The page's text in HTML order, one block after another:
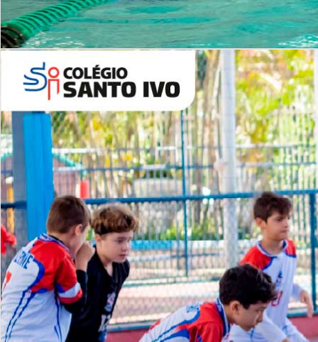
Período Integral | Saiba mais
Lista de vídeos
NOSSOCANAL